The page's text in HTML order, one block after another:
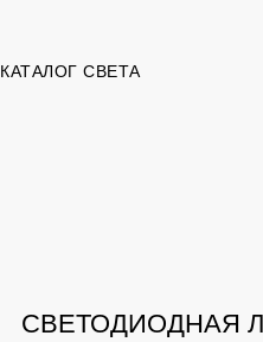
КАТАЛОГ СВЕТА
CВЕТОДИОДНАЯ